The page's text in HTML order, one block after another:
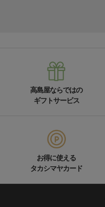
高島屋ならではの
ギフトサービス
お得に使える
タカシマヤカード